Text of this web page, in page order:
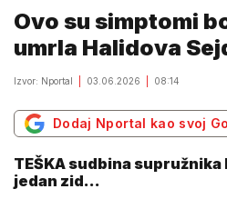
Ovo su simptomi
umrla Halidova
Izvor: Nportal 03.06.2026 08:14
Dodaj Nportal kao svoj
TEŠKA sudbina supružnika
jedan zid...